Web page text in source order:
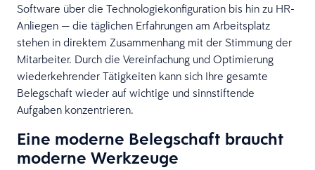
Software über die Technologiekonfiguration bis hin zu HR-
Anliegen — die täglichen Erfahrungen am Arbeitsplatz
stehen in direktem Zusammenhang mit der Stimmung der
Mitarbeiter. Durch die Vereinfachung und Optimierung
wiederkehrender Tätigkeiten kann sich Ihre gesamte
Belegschaft wieder auf wichtige und sinnstiftende
Aufgaben konzentrieren.
Eine moderne Belegschaft braucht
moderne Werkzeuge